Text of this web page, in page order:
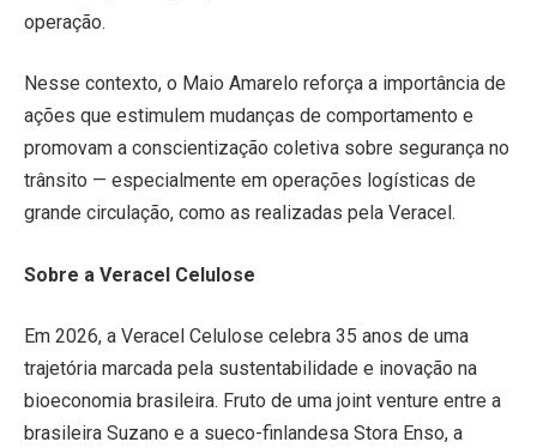
operação.
Nesse contexto, o Maio Amarelo reforça a importância de
ações que estimulem mudanças de comportamento e
promovam a conscientização coletiva sobre segurança no
trânsito — especialmente em operações logísticas de
grande circulação, como as realizadas pela Veracel.
Sobre a Veracel Celulose
Em 2026, a Veracel Celulose celebra 35 anos de uma
trajetória marcada pela sustentabilidade e inovação na
bioeconomia brasileira. Fruto de uma joint venture entre a
brasileira Suzano e a sueco-finlandesa Stora Enso, a